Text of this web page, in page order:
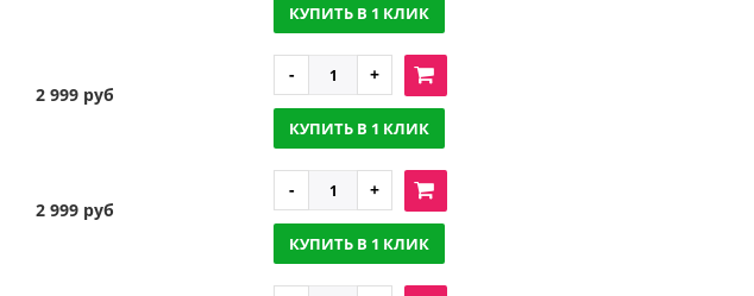
КУПИТЬ В 1 КЛИК
2 999 руб
КУПИТЬ В 1 КЛИК
2 999 руб
КУПИТЬ В 1 КЛИК